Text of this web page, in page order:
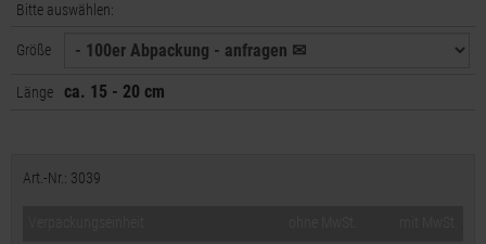
Bitte auswählen:
Größe
Länge ca. 15 - 20 cm
Art.-Nr.: 3039